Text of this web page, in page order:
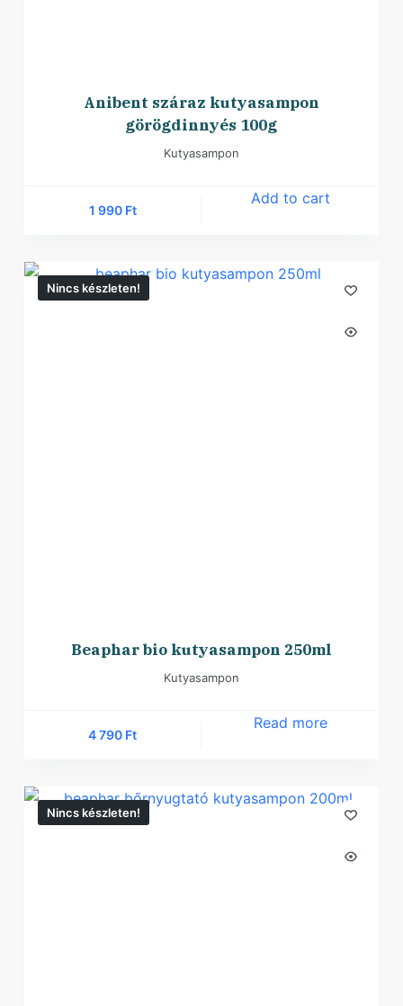
Anibent száraz kutyasampon
görögdinnyés 100g
Kutyasampon
1 990 Ft
Add to cart
Nincs készleten!
Beaphar bio kutyasampon 250ml
Kutyasampon
4 790 Ft
Read more
Nincs készleten!